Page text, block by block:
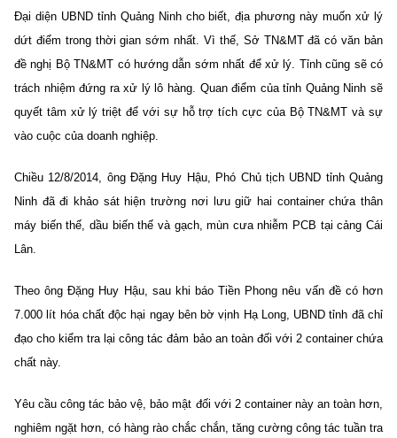
Đại diện UBND tỉnh Quảng Ninh cho biết, địa phương này muốn xử lý
dứt điểm trong thời gian sớm nhất. Vì thế, Sở TN&MT đã có văn bản
đề nghị Bộ TN&MT có hướng dẫn sớm nhất để xử lý. Tỉnh cũng sẽ có
trách nhiệm đứng ra xử lý lô hàng. Quan điểm của tỉnh Quảng Ninh sẽ
quyết tâm xử lý triệt để với sự hỗ trợ tích cực của Bộ TN&MT và sự
vào cuộc của doanh nghiệp.
Chiều 12/8/2014, ông Đặng Huy Hậu, Phó Chủ tịch UBND tỉnh Quảng
Ninh đã đi khảo sát hiện trường nơi lưu giữ hai container chứa thân
máy biến thế, dầu biến thế và gạch, mùn cưa nhiễm PCB tại cảng Cái
Lân.
Theo ông Đặng Huy Hậu, sau khi báo Tiền Phong nêu vấn đề có hơn
7.000 lít hóa chất độc hại ngay bên bờ vịnh Hạ Long, UBND tỉnh đã chỉ
đạo cho kiểm tra lại công tác đảm bảo an toàn đối với 2 container chứa
chất này.
Yêu cầu công tác bảo vệ, bảo mật đối với 2 container này an toàn hơn,
nghiêm ngặt hơn, có hàng rào chắc chắn, tăng cường công tác tuần tra